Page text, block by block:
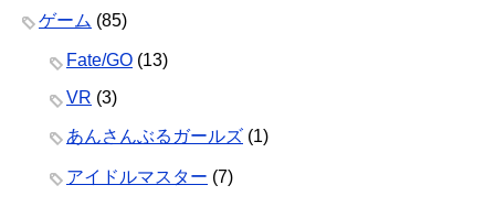
ゲーム (85)
Fate/GO (13)
VR (3)
あんさんぶるガールズ (1)
アイドルマスター (7)